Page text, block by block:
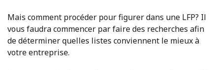
Mais comment procéder pour figurer dans une LFP? Il
vous faudra commencer par faire des recherches afin
de déterminer quelles listes conviennent le mieux à
votre entreprise.